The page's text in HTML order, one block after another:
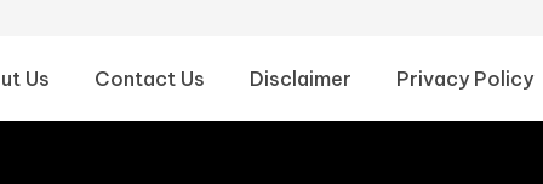
Us Contact Us Disclaimer Privacy Policy